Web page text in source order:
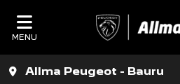
MENU
Allma Peugeot - Bauru